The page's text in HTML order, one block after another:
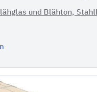
und Blähton,